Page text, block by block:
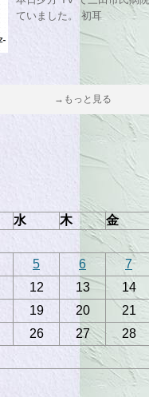
ていました。 初耳
→もっと見る
水 木 金
5 6 7
12 13 14
19 20 21
26 27 28